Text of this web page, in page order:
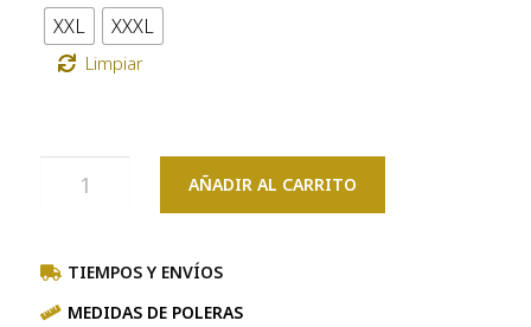
XXL
XXXL
Limpiar
AÑADIR AL CARRITO
TIEMPOS Y ENVÍOS
MEDIDAS DE POLERAS